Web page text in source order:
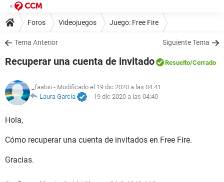
Foros Videojuegos Juego: Free Fire
Tema Anterior Siguiente Tema
Recuperar una cuenta de invitado Resuelto/Cerrado
._faabiii - Modificado el 19 dic 2020 a las 04:41
Laura García
- 19 dic 2020 a las 04:40
Hola,
Cómo recuperar una cuenta de invitados en Free Fire.
Gracias.